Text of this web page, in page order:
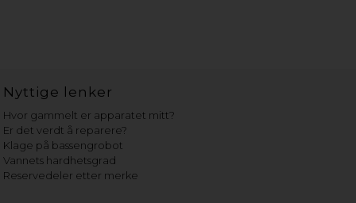
Nyttige lenker
Hvor gammelt er apparatet mitt?
Er det verdt å reparere?
Klage på bassengrobot
Vannets hardhetsgrad
Reservedeler etter merke